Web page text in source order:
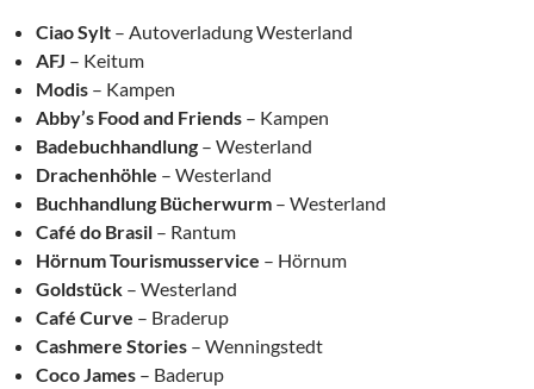
Ciao Sylt – Autoverladung Westerland
AFJ – Keitum
Modis – Kampen
Abby’s Food and Friends – Kampen
Badebuchhandlung – Westerland
Drachenhöhle – Westerland
Buchhandlung Bücherwurm – Westerland
Café do Brasil – Rantum
Hörnum Tourismusservice – Hörnum
Goldstück – Westerland
Café Curve – Braderup
Cashmere Stories – Wenningstedt
Coco James – Baderup